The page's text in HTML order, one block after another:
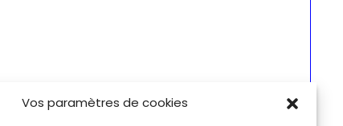
Vos paramètres de cookies